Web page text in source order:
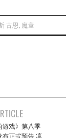
·古恩, 魔童
游戏》第八季
布正式预告 凛